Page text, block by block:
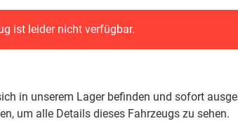
ist leider nicht verfügbar.
in unserem Lager befinden und sofort
um alle Details dieses Fahrzeugs zu sehen.